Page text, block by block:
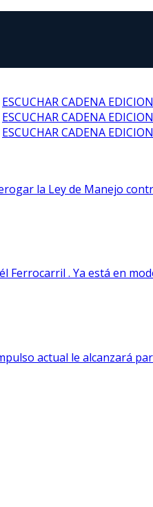
ESCUCHAR CADENA EDICION
ESCUCHAR CADENA EDICION
ESCUCHAR CADENA EDICION